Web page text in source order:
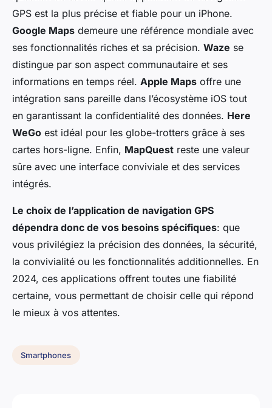
GPS est la plus précise et fiable pour un iPhone.
Google Maps demeure une référence mondiale avec
ses fonctionnalités riches et sa précision. Waze se
distingue par son aspect communautaire et ses
informations en temps réel. Apple Maps offre une
intégration sans pareille dans l’écosystème iOS tout
en garantissant la confidentialité des données. Here
WeGo est idéal pour les globe-trotters grâce à ses
cartes hors-ligne. Enfin, MapQuest reste une valeur
sûre avec une interface conviviale et des services
intégrés.
Le choix de l’application de navigation GPS
dépendra donc de vos besoins spécifiques: que
vous privilégiez la précision des données, la sécurité,
la convivialité ou les fonctionnalités additionnelles. En
2024, ces applications offrent toutes une fiabilité
certaine, vous permettant de choisir celle qui répond
le mieux à vos attentes.
Smartphones